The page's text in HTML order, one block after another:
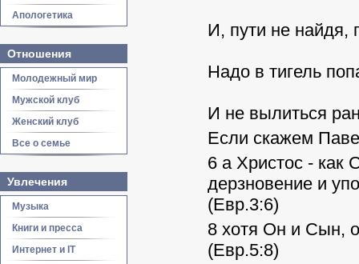
Апологетика
Отношения
Молодежный мир
Мужской клуб
Женский клуб
Все о семье
Увлечения
Музыка
Книги и пресса
Интернет и IT
И, пути не найдя,
Надо в тигель
И не вылиться
Если скажем
6 а Христос - как
дерзновение и
(Евр.3:6)
8 хотя Он и Сын,
(Евр.5:8)